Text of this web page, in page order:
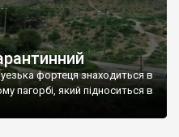
фортеця знаходиться в
пагорбі, який підноситься в